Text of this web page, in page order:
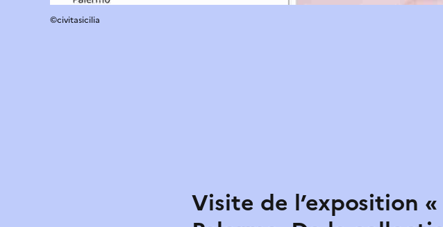
©civitasicilia
Visite de l’exposition